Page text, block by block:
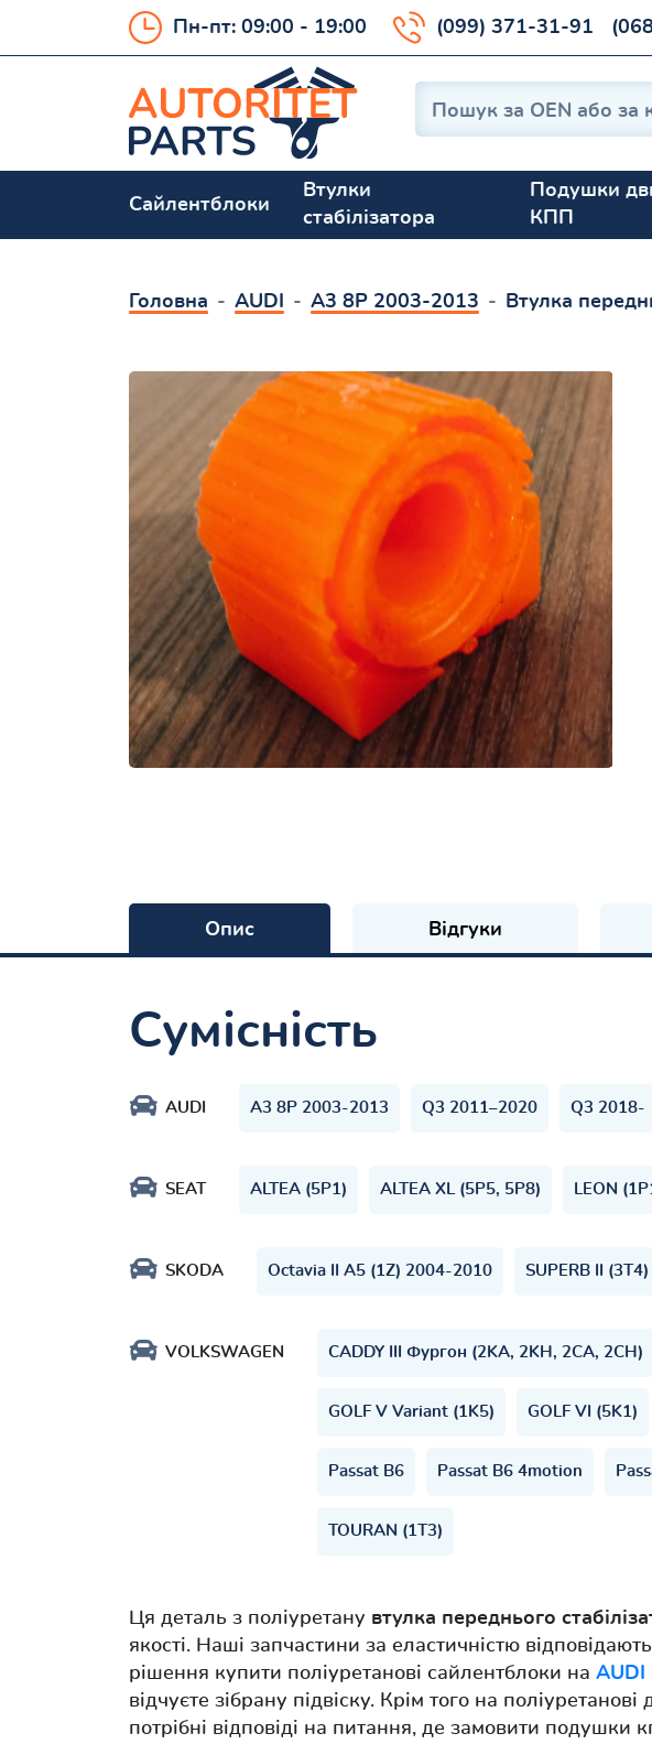
Пн-пт: 09:00 - 19:00 (099) 371-31-91
Сайлентблоки
Втулки
стабілізатора
Подушки
КПП
Головна AUDI A3 8P 2003-2013 Втулка
Опис Відгуки
Сумісність
AUDI A3 8P 2003-2013 Q3 2011–2020 Q3 2018-
SEAT ALTEA (5P1) ALTEA XL (5P5, 5P8) LEON
SKODA Octavia II A5 (1Z) 2004-2010 SUPERB II (3T4)
VOLKSWAGEN CADDY III Фургон (2KA, 2KH, 2CA, 2CH)
GOLF V Variant (1K5) GOLF VI (5K1)
Passat B6 Passat B6 4motion
TOURAN (1T3)
Ця деталь з поліуретану втулка переднього
якості. Наші запчастини за еластичністю
рішення купити поліуретанові сайлентблоки на AUDI
відчуєте зібрану підвіску. Крім того на
потрібні відповіді на питання, де замовити подушки